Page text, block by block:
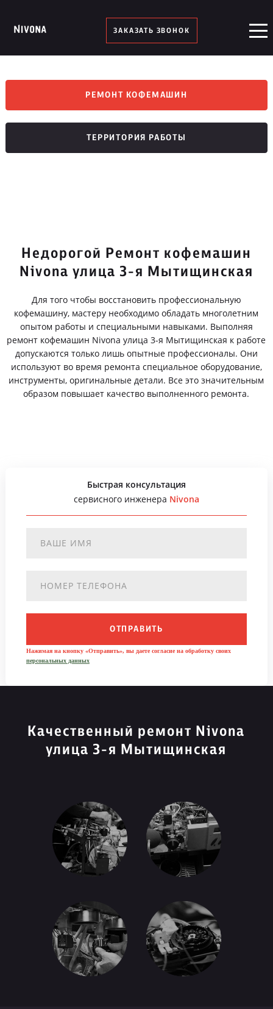
ЗАКАЗАТЬ ЗВОНОК
РЕМОНТ КОФЕМАШИН
ТЕРРИТОРИЯ РАБОТЫ
Недорогой Ремонт кофемашин
Nivona улица 3-я Мытищинская
Для того чтобы восстановить профессиональную
кофемашину, мастеру необходимо обладать многолетним
опытом работы и специальными навыками. Выполняя
ремонт кофемашин Nivona улица 3-я Мытищинская к работе
допускаются только лишь опытные профессионалы. Они
используют во время ремонта специальное оборудование,
инструменты, оригинальные детали. Все это значительным
образом повышает качество выполненного ремонта.
Быстрая консультация
сервисного инженера Nivona
ОТПРАВИТЬ
Нажимая на кнопку «Отправить», вы даете согласие на обработку своих
персональных данных
Качественный ремонт Nivona
улица 3-я Мытищинская